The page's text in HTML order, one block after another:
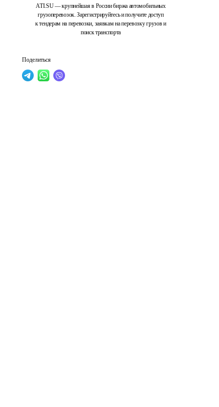
ATI.SU — крупнейшая в России биржа автомобильных
грузоперевозок. Зарегистрируйтесь и получите доступ
к тендерам на перевозки, заявкам на перевозку грузов и
поиск транспорта
Поделиться